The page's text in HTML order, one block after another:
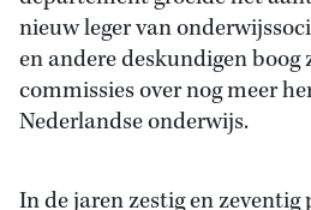
nieuw leger van
en andere deskundigen
commissies over nog meer
Nederlandse onderwijs.
In de jaren zestig en zeventig